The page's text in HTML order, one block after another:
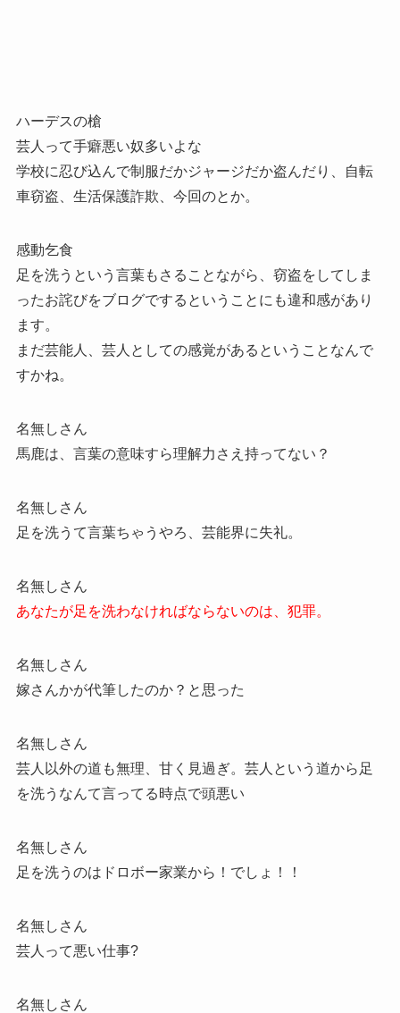
ハーデスの槍
芸人って手癖悪い奴多いよな
学校に忍び込んで制服だかジャージだか盗んだり、自転
車窃盗、生活保護詐欺、今回のとか。
感動乞食
足を洗うという言葉もさることながら、窃盗をしてしま
ったお詫びをブログでするということにも違和感があり
ます。
まだ芸能人、芸人としての感覚があるということなんで
すかね。
名無しさん
馬鹿は、言葉の意味すら理解力さえ持ってない？
名無しさん
足を洗うて言葉ちゃうやろ、芸能界に失礼。
名無しさん
あなたが足を洗わなければならないのは、犯罪。
名無しさん
嫁さんかが代筆したのか？と思った
名無しさん
芸人以外の道も無理、甘く見過ぎ。芸人という道から足
を洗うなんて言ってる時点で頭悪い
名無しさん
足を洗うのはドロボー家業から！でしょ！！
名無しさん
芸人って悪い仕事?
名無しさん